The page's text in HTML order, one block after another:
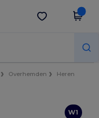
Download app
Overhemden
Heren
W1